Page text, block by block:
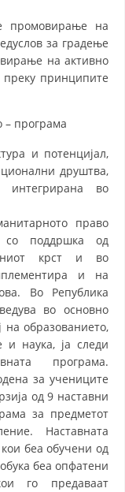
промовирање на
за градење
на активно
принципите
– програма
и потенцијал,
друштва,
во
право
поддршка од
крст и во
и на
Во Република
во основно
на образованието,
и наука, ја следи
програма.
за учениците
од 9 наставни
за предметот
Наставната
беа обучени од
беа опфатени
го предаваат